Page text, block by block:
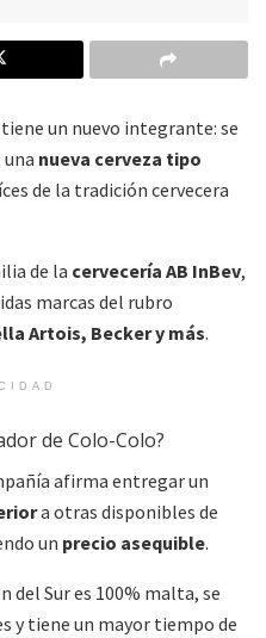
un nuevo integrante: se
una nueva cerveza tipo
de la tradición cervecera
de la cervecería AB InBev,
marcas del rubro
Artois, Becker y más.
afirma entregar un
a otras disponibles de
un precio asequible.
del Sur es 100% malta, se
y tiene un mayor tiempo de